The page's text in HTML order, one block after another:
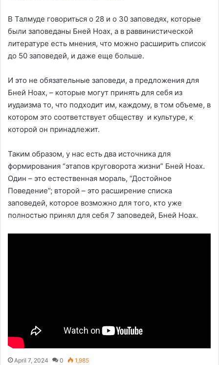
В Талмуде говориться о 28 и о 30 заповедях, которые
были заповеданы Бней Ноах, а в раввинистической
литературе есть мнения, что можно расширить список
до 50 заповедей, и даже еще больше.
И это не обязательные заповеди, а предложения для
Бней Ноах, – которые могут принять для себя из
иудаизма то, что подходит им, каждому, в том объеме, в
котором это соответствует обществу и культуре, к
которой он принадлежит.
Таким образом, у нас есть два источника для
формирования “этапов круговорота жизни” Бней Ноах.
Один – это естественная мораль, “Достойное
Поведение”; второй – это расширение списка
заповедей, которое возможно для того, кто уже
полностью принял для себя 7 заповедей, Бней Ноах.
April 7, 2024 0 1,985